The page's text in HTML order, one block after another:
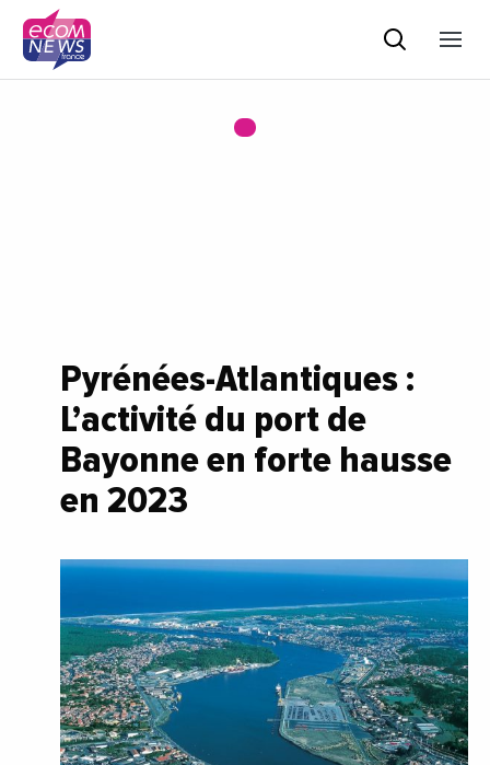
Pyrénées-Atlantiques :
L’activité du port de
Bayonne en forte hausse
en 2023